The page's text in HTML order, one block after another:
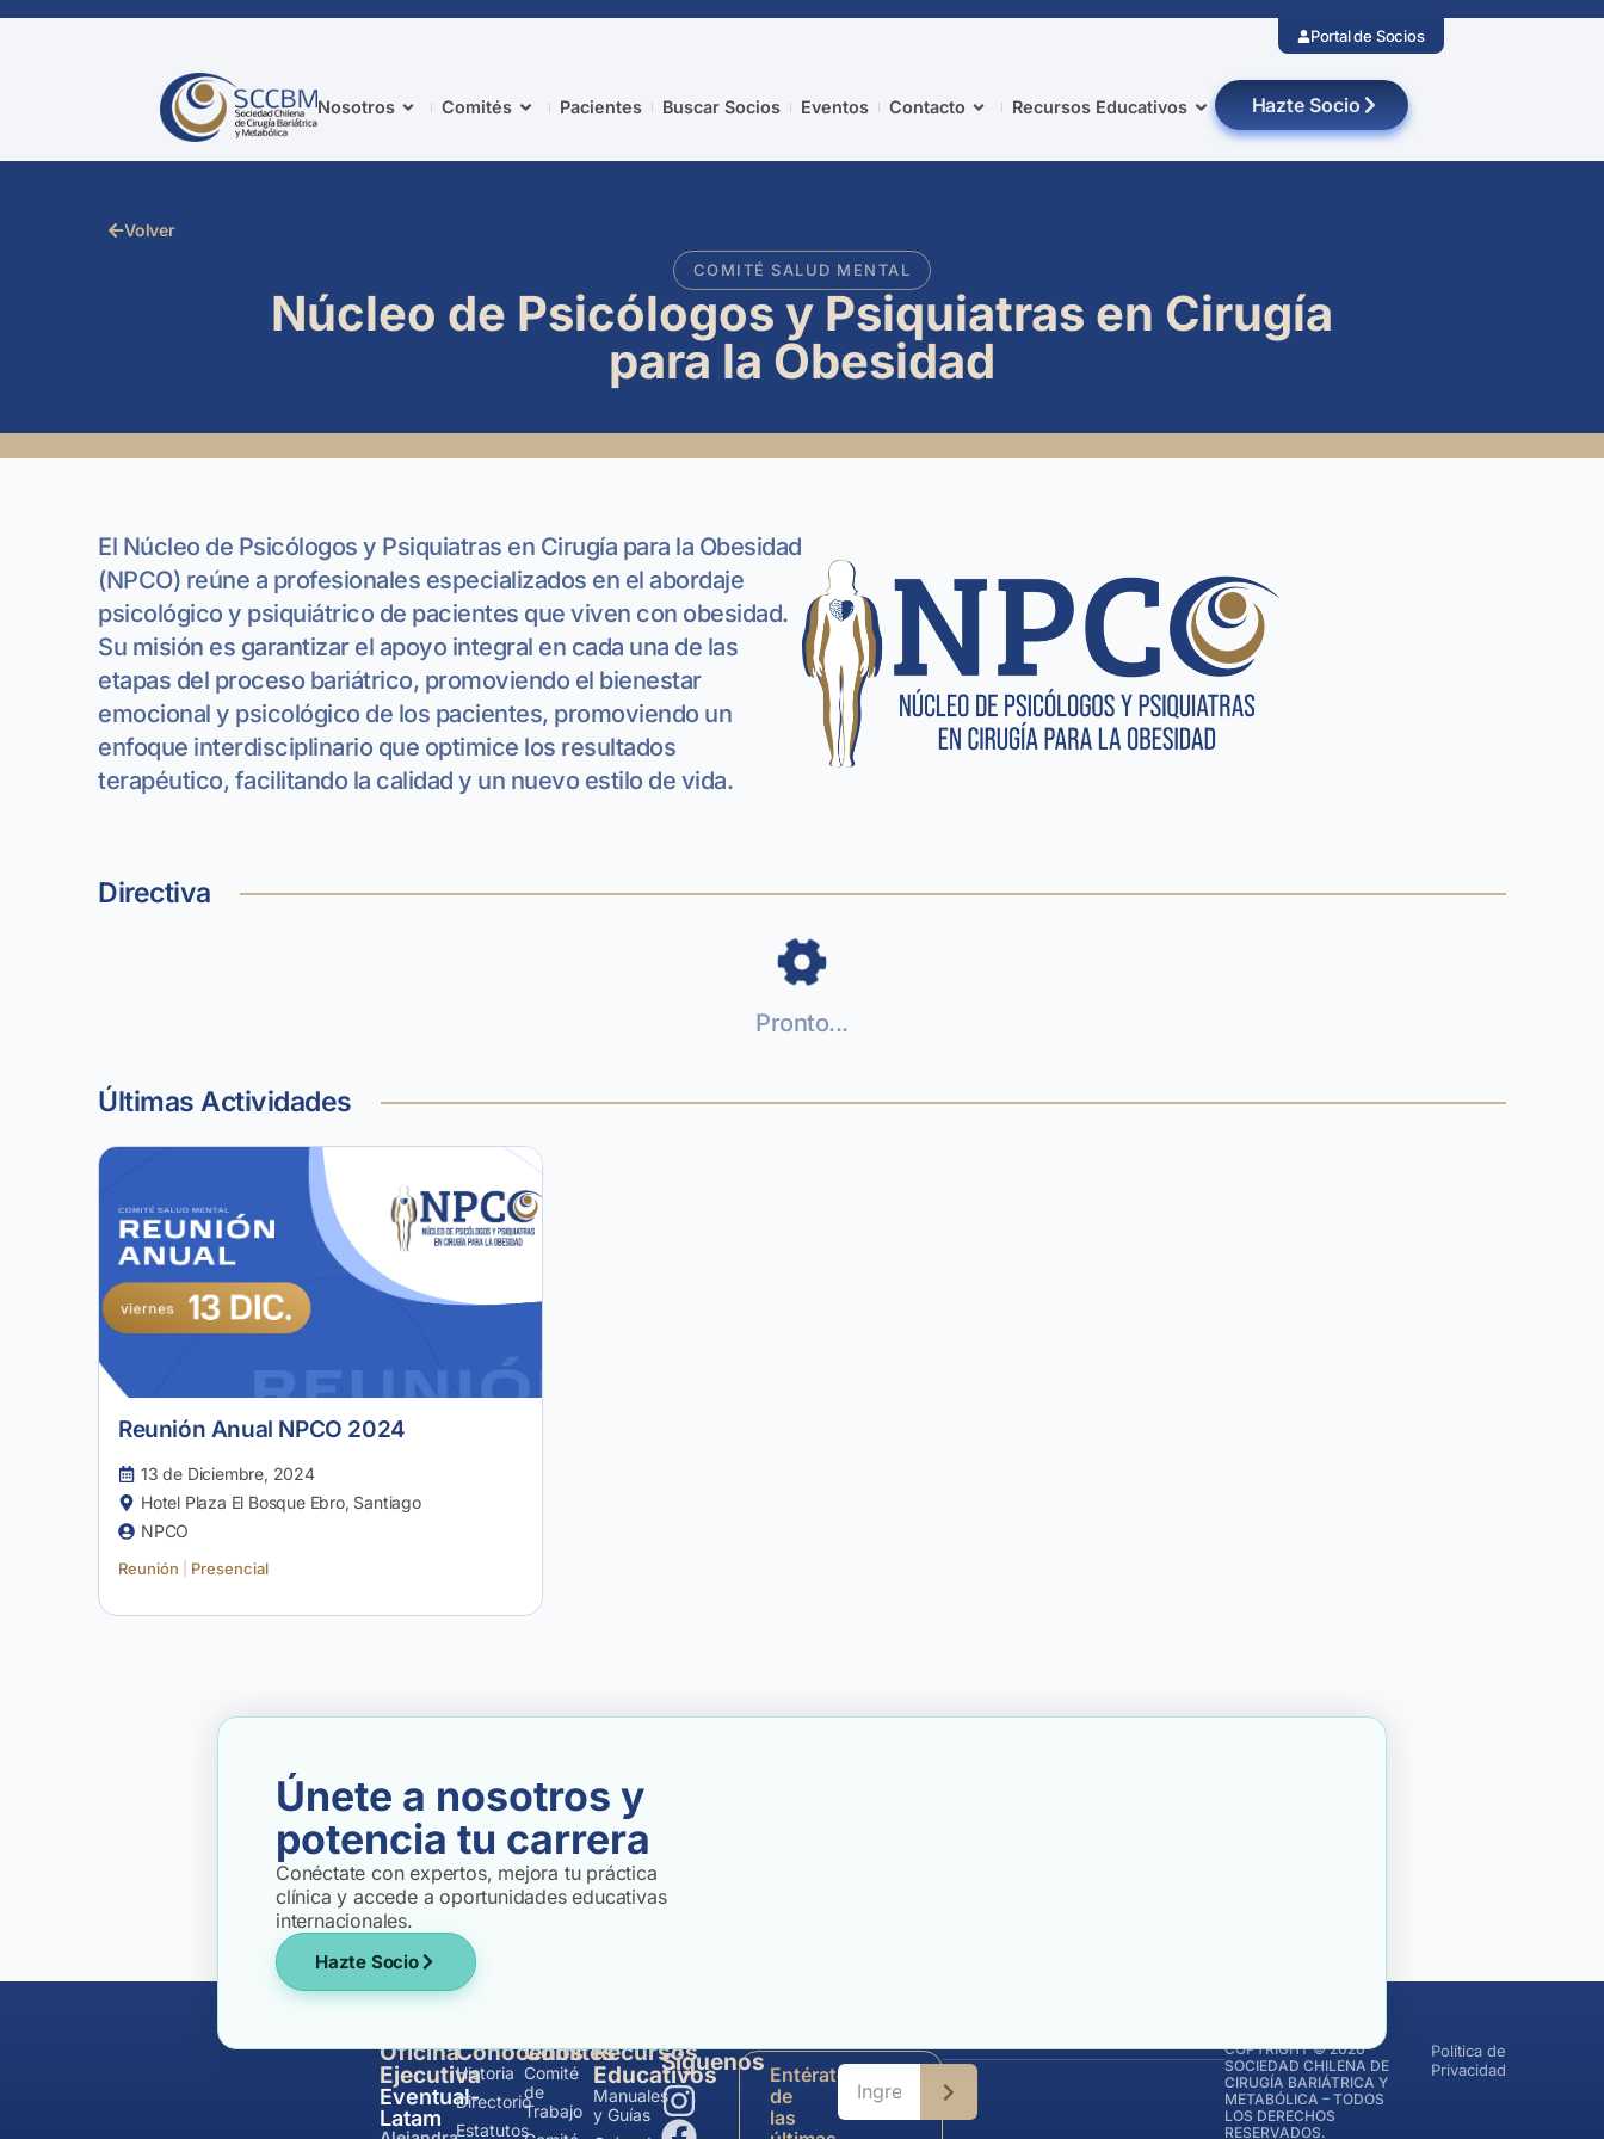
Portal de Socios
Nosotros Comités Pacientes Buscar Socios Eventos Contacto Recursos Educativos Hazte Socio
Volver
COMITÉ SALUD MENTAL
Núcleo de Psicólogos y Psiquiatras en Cirugía
para la Obesidad
El Núcleo de Psicólogos y Psiquiatras en Cirugía para la Obesidad
(NPCO) reúne a profesionales especializados en el abordaje
psicológico y psiquiátrico de pacientes que viven con obesidad.
Su misión es garantizar el apoyo integral en cada una de las
etapas del proceso bariátrico, promoviendo el bienestar
emocional y psicológico de los pacientes, promoviendo un
enfoque interdisciplinario que optimice los resultados
terapéutico, facilitando la calidad y un nuevo estilo de vida.
Directiva
Pronto...
Últimas Actividades
Reunión Anual NPCO 2024
13 de Diciembre, 2024
Hotel Plaza El Bosque Ebro, Santiago
NPCO
Reunión Presencial
Únete a nosotros y
potencia tu carrera
Conéctate con expertos, mejora tu práctica
clínica y accede a oportunidades educativas
internacionales.
Hazte Socio
Oficina
Ejecutiva
Eventual-
Latam
Conócenos
Historia
Directorio
Estatutos
Comités
Comité
de
Trabajo
Recursos
Educativos
Manuales
y Guías
Síguenos Entérate
de
las
COPYRIGHT © 2026
SOCIEDAD CHILENA DE
CIRUGÍA BARIÁTRICA Y
METABÓLICA – TODOS
LOS DERECHOS
RESERVADOS.
Política de
Privacidad